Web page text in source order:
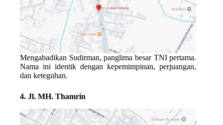
Mengabadikan Sudirman, panglima besar TNI pertama.
Nama ini identik dengan kepemimpinan, perjuangan,
dan keteguhan.
4. Jl. MH. Thamrin